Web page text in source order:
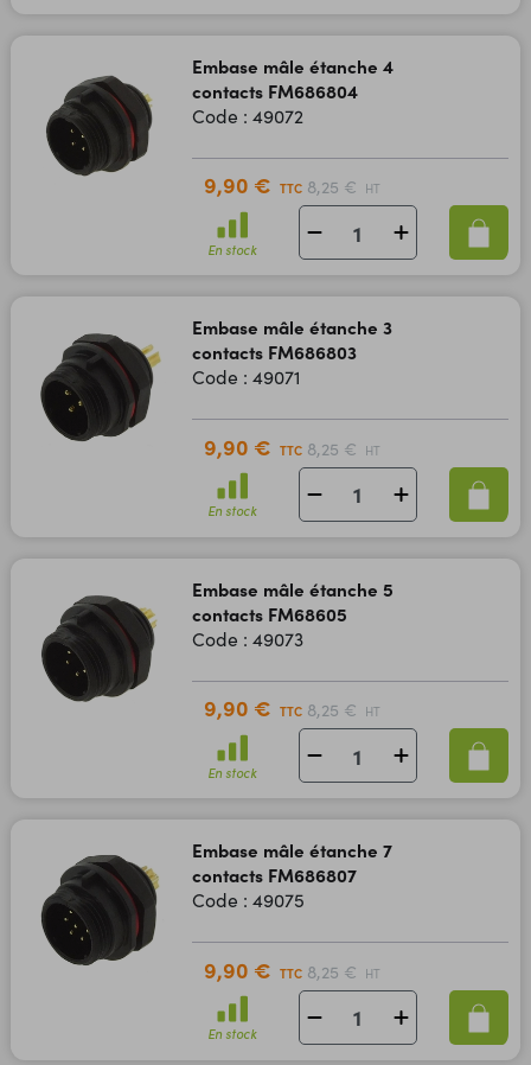
Embase mâle étanche 4
contacts FM686804
Code : 49072
9,90 € TTC 8,25 € HT
En stock
Embase mâle étanche 3
contacts FM686803
Code : 49071
9,90 € TTC 8,25 € HT
En stock
Embase mâle étanche 5
contacts FM68605
Code : 49073
9,90 € TTC 8,25 € HT
En stock
Embase mâle étanche 7
contacts FM686807
Code : 49075
9,90 € TTC 8,25 € HT
En stock